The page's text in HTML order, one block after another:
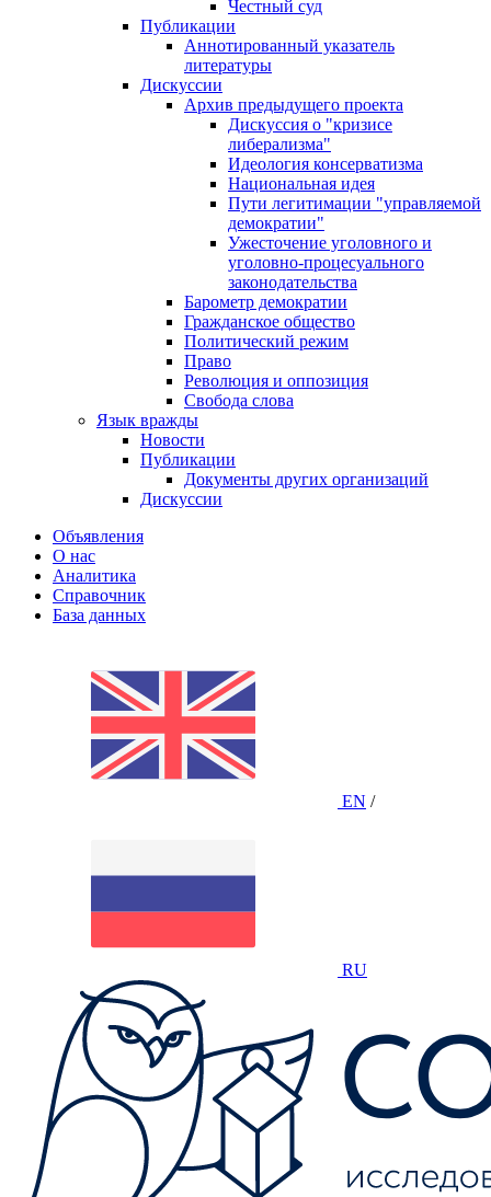
Честный суд
Публикации
Аннотированный указатель
литературы
Дискуссии
Архив предыдущего проекта
Дискуссия о "кризисе
либерализма"
Идеология консерватизма
Национальная идея
Пути легитимации "управляемой
демократии"
Ужесточение уголовного и
уголовно-процесуального
законодательства
Барометр демократии
Гражданское общество
Политический режим
Право
Революция и оппозиция
Свобода слова
Язык вражды
Новости
Публикации
Документы других организаций
Дискуссии
Объявления
О нас
Аналитика
Справочник
База данных
EN /
RU